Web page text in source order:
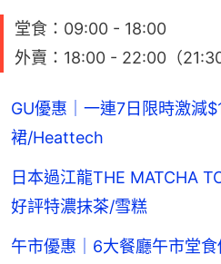
堂食：09:00 - 18:00
外賣：18:00 - 22:00（
GU優惠｜一連7日限時激減
裙/Heattech
日本過江龍THE MATCHA
好評特濃抹茶/雪糕
午市優惠｜6大餐廳午市堂